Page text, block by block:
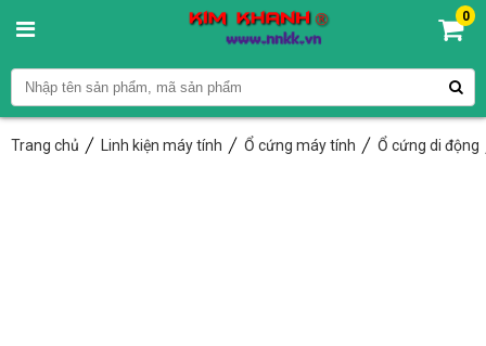
0
Trang chủ Linh kiện máy tính Ổ cứng máy tính Ổ cứng di động